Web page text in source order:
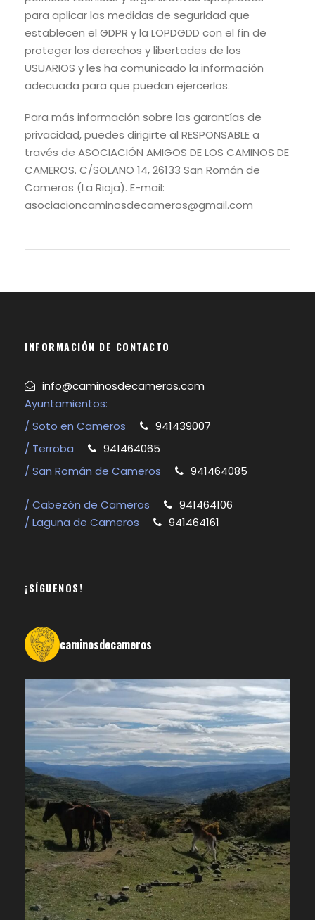
para aplicar las medidas de seguridad que
establecen el GDPR y la LOPDGDD con el fin de
proteger los derechos y libertades de los
USUARIOS y les ha comunicado la información
adecuada para que puedan ejercerlos.
Para más información sobre las garantías de
privacidad, puedes dirigirte al RESPONSABLE a
través de ASOCIACIÓN AMIGOS DE LOS CAMINOS DE
CAMEROS. C/SOLANO 14, 26133 San Román de
Cameros (La Rioja). E-mail:
asociacioncaminosdecameros@gmail.com
INFORMACIÓN DE CONTACTO
info@caminosdecameros.com
Ayuntamientos:
/ Soto en Cameros
941439007
/ Terroba
941464065
/ San Román de Cameros
941464085
/ Cabezón de Cameros
941464106
/ Laguna de Cameros
941464161
¡SÍGUENOS!
caminosdecameros